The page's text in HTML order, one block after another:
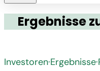
Ergebnisse
Investoren·Ergebnisse·